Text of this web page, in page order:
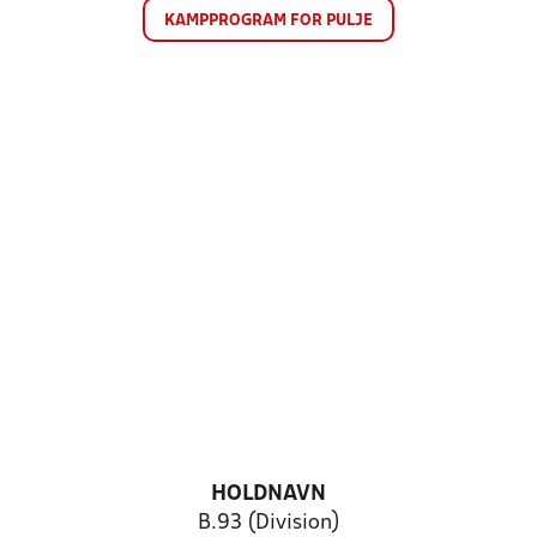
KAMPPROGRAM FOR PULJE
HOLDNAVN
B.93 (Division)